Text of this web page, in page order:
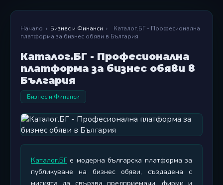
Начало › Бизнес и Финанси ›
Каталог.БГ - Професионална
платформа за бизнес обяви в България
Каталог.БГ - Професионална
платформа за бизнес обяви в
България
Бизнес и Финанси
Каталог.БГ е модерна българска платформа за
публикуване на бизнес обяви, създадена с